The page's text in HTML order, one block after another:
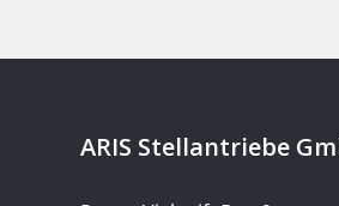
ARIS Stellantriebe